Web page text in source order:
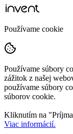
Používame cookie
Používame súbory
zážitok z našej
používame súbory
súborov cookie.
Kliknutím na "
Viac informácií.